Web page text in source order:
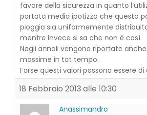
favore della sicurezza in quanto
portata media ipotizza che questa
pioggia sia uniformemente
mentre invece si sa che non è così.
Negli annali vengono riportate
massime in tot tempo.
Forse questi valori possono essere di
18 Febbraio 2013 alle 10:30
Anassimandro